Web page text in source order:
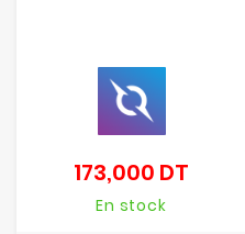
173,000 DT
En stock